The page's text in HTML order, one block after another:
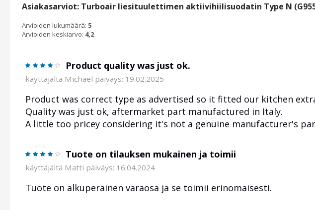
Asiakasarviot: Turboair liesituulettimen aktiivihiilisuodatin Type N
Arvioiden lukumäärä: 5
Arvioiden keskiarvo: 4,2
Product quality was just ok.
käyttäjältä Michael päiväys: 19.02.2025
Product was correct type as advertised so it fitted our kitchen
Quality was just ok, aftermarket part manufactured in Italy.
A little too pricey considering it's not a genuine manufacturer's
Tuote on tilauksen mukainen ja toimii
käyttäjältä Matti päiväys: 16.04.2024
Tuote on alkuperäinen varaosa ja se toimii erinomaisesti.